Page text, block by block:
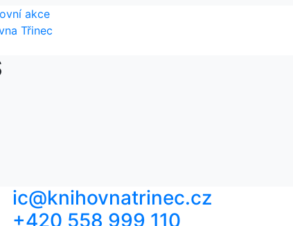
akce
Třinec
ic@knihovnatrinec.cz
+420 558 999 110